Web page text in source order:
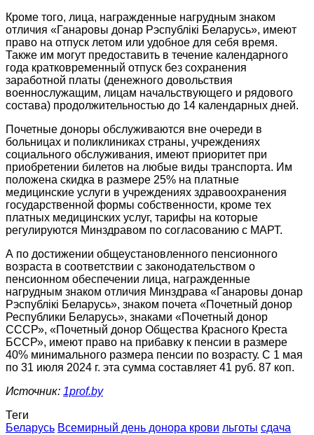
Кроме того, лица, награжденные нагрудным знаком
отличия «Ганаровы донар Рэспублiкi Беларусь», имеют
право на отпуск летом или удобное для себя время.
Также им могут предоставить в течение календарного
года кратковременный отпуск без сохранения
заработной платы (денежного довольствия
военнослужащим, лицам начальствующего и рядового
состава) продолжительностью до 14 календарных дней.
Почетные доноры обслуживаются вне очереди в
больницах и поликлиниках страны, учреждениях
социального обслуживания, имеют приоритет при
приобретении билетов на любые виды транспорта. Им
положена скидка в размере 25% на платные
медицинские услуги в учреждениях здравоохранения
государственной формы собственности, кроме тех
платных медицинских услуг, тарифы на которые
регулируются Минздравом по согласованию с МАРТ.
А по достижении общеустановленного пенсионного
возраста в соответствии с законодательством о
пенсионном обеспечении лица, награжденные
нагрудным знаком отличия Минздрава «Ганаровы донар
Рэспублікі Беларусь», знаком почета «Почетный донор
Республики Беларусь», знаками «Почетный донор
СССР», «Почетный донор Общества Красного Креста
БССР», имеют право на прибавку к пенсии в размере
40% минимального размера пенсии по возрасту. С 1 мая
по 31 июля 2024 г. эта сумма составляет 41 руб. 87 коп.
Источник: 1prof.by
Теги
Беларусь Всемирный день донора крови льготы сдача